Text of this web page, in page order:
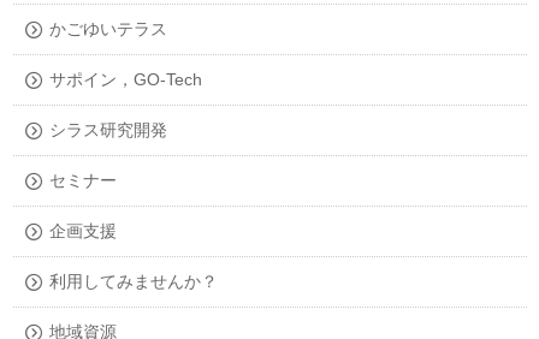
かごゆいテラス
サポイン，GO-Tech
シラス研究開発
セミナー
企画支援
利用してみませんか？
地域資源